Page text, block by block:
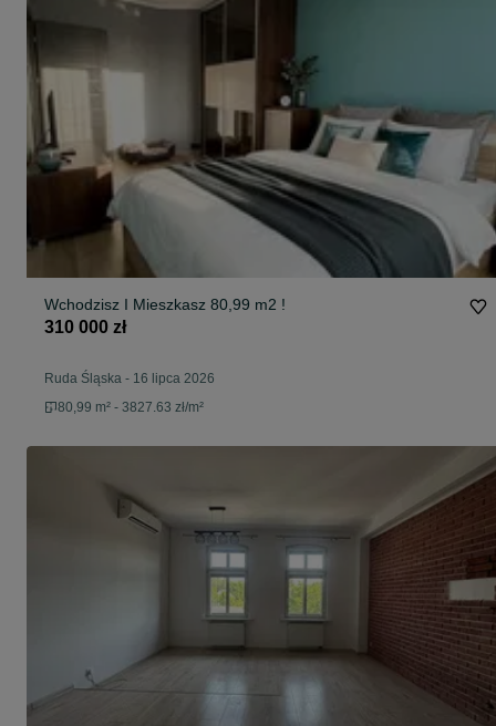
Wchodzisz I Mieszkasz 80,99 m2 !
310 000 zł
Ruda Śląska - 16 lipca 2026
80,99 m² - 3827.63 zł/m²